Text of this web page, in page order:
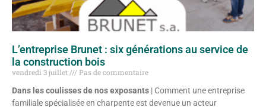
L’entreprise Brunet : six générations au service de
la construction bois
vendredi 3 juillet
Pas de commentaire
Dans les coulisses de nos exposants | Comment une entreprise
familiale spécialisée en charpente est devenue un acteur